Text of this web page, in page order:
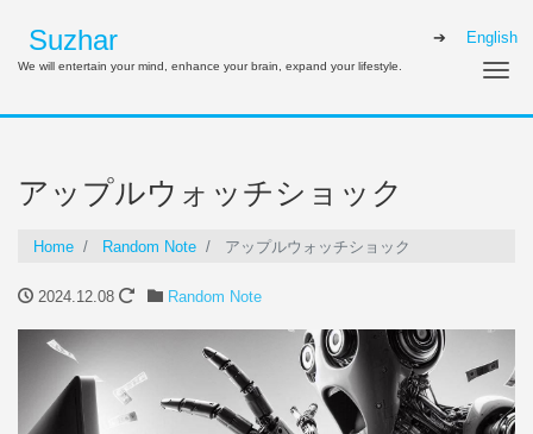
Suzhar English
We will entertain your mind, enhance your brain, expand your lifestyle.
アップルウォッチショック
Home Random Note アップルウォッチショック
2024.12.08 Random Note